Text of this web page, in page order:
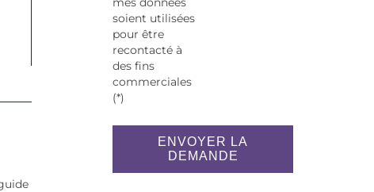
soient utilisées
pour être
recontacté à
des fins
commerciales
(*)
ENVOYER LA
DEMANDE